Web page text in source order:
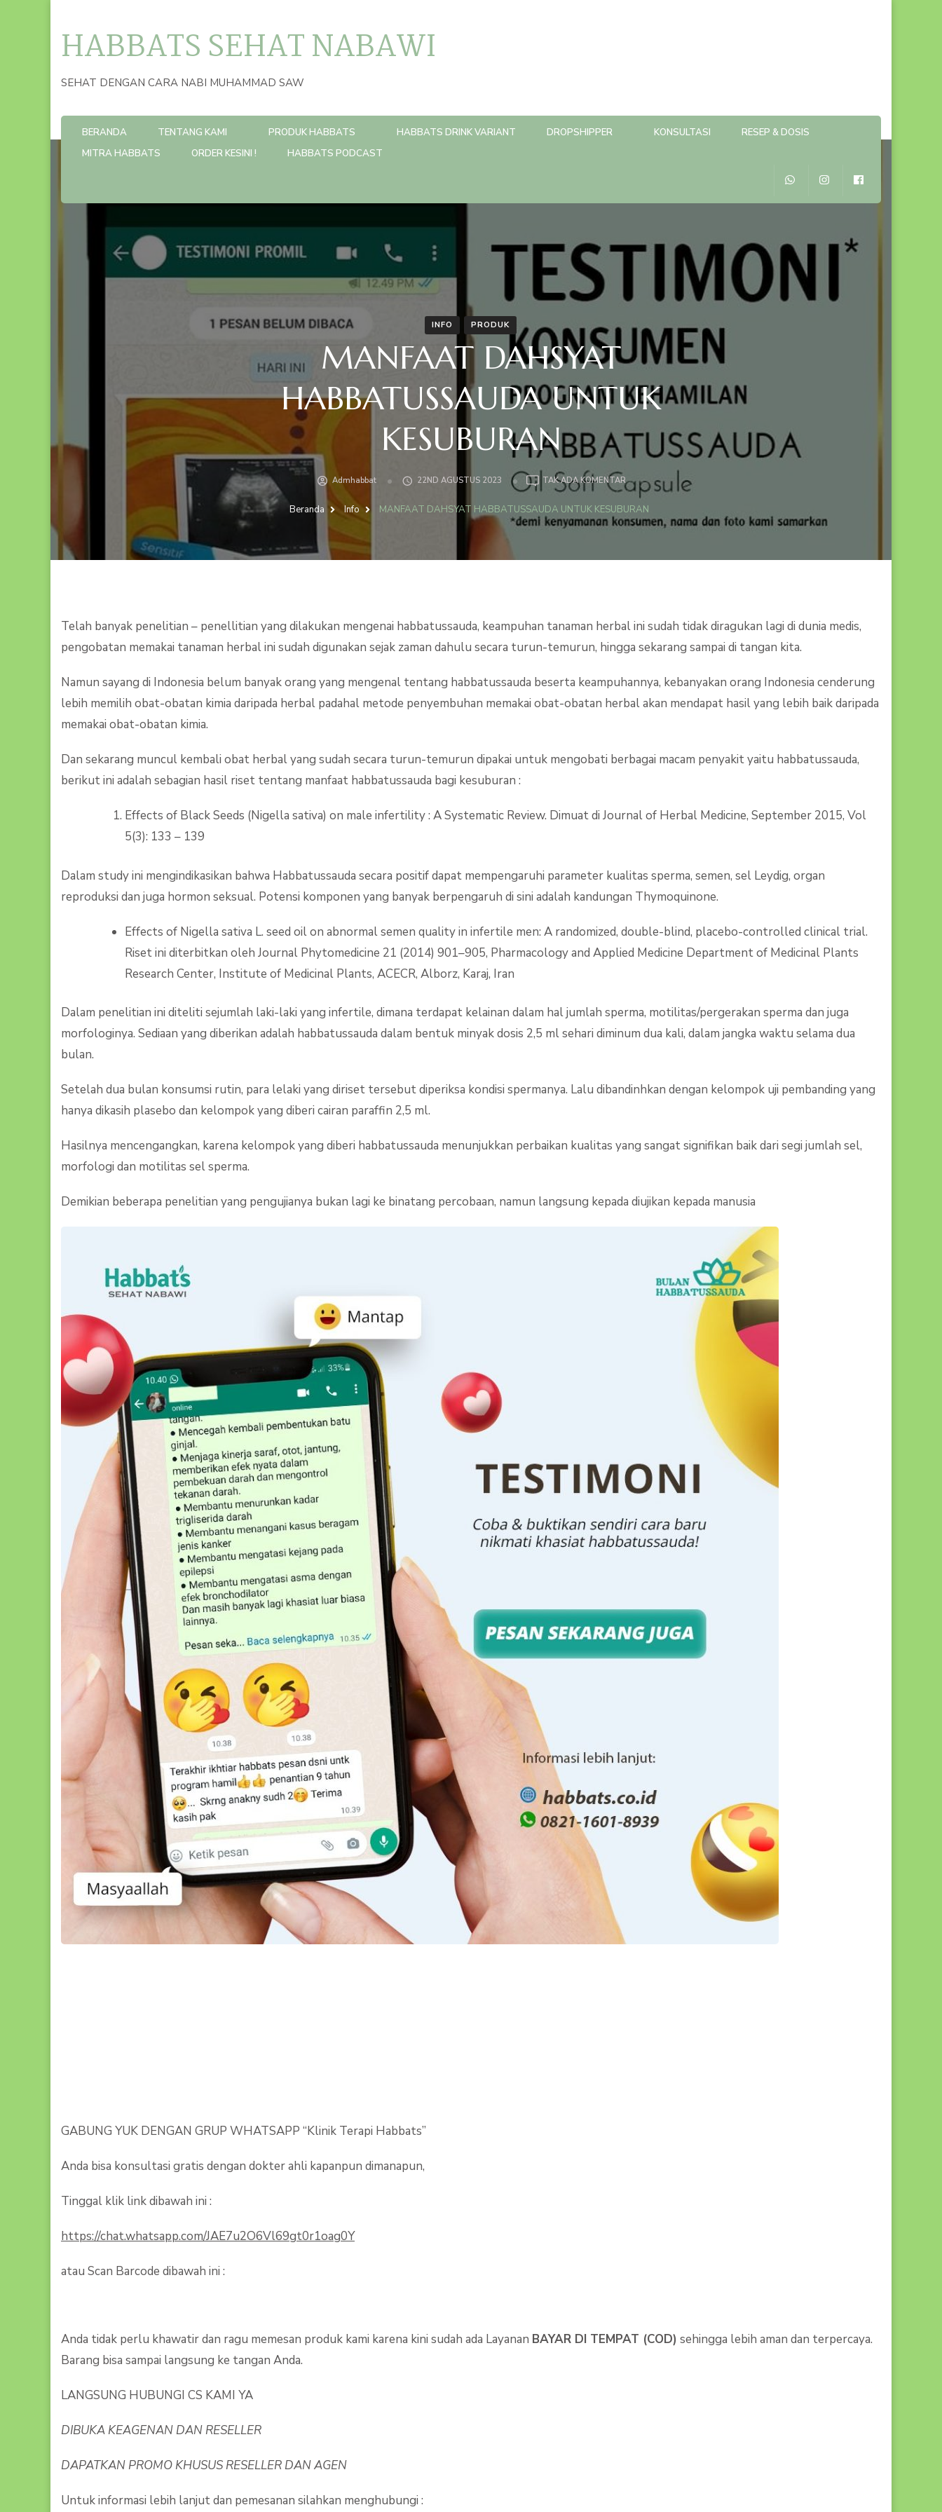
HABBATS SEHAT NABAWI
SEHAT DENGAN CARA NABI MUHAMMAD SAW
BERANDA TENTANG KAMI PRODUK HABBATS HABBATS DRINK VARIANT DROPSHIPPER KONSULTASI
RESEP & DOSIS
MITRA HABBATS
ORDER KESINI ! HABBATS PODCAST
INFO PRODUK
MANFAAT DAHSYAT
HABBATUSSAUDA UNTUK
KESUBURAN
Admhabbat 22ND AGUSTUS 2023 TAK ADA KOMENTARPADA
MANFAAT
DAHSYAT
HABBATUSSAUDA
Beranda Info MANFAAT DAHSYAT HABBATUSSAUDA UNTUK KESUBURAN
Telah banyak penelitian – penellitian yang dilakukan mengenai habbatussauda, keampuhan tanaman herbal ini sudah tidak diragukan lagi di dunia medis,
pengobatan memakai tanaman herbal ini sudah digunakan sejak zaman dahulu secara turun-temurun, hingga sekarang sampai di tangan kita.
Namun sayang di Indonesia belum banyak orang yang mengenal tentang habbatussauda beserta keampuhannya, kebanyakan orang Indonesia cenderung
lebih memilih obat-obatan kimia daripada herbal padahal metode penyembuhan memakai obat-obatan herbal akan mendapat hasil yang lebih baik daripada
memakai obat-obatan kimia.
Dan sekarang muncul kembali obat herbal yang sudah secara turun-temurun dipakai untuk mengobati berbagai macam penyakit yaitu habbatussauda,
berikut ini adalah sebagian hasil riset tentang manfaat habbatussauda bagi kesuburan :
Effects of Black Seeds (Nigella sativa) on male infertility : A Systematic Review. Dimuat di Journal of Herbal Medicine, September 2015, Vol
5(3): 133 – 139
Dalam study ini mengindikasikan bahwa Habbatussauda secara positif dapat mempengaruhi parameter kualitas sperma, semen, sel Leydig, organ
reproduksi dan juga hormon seksual. Potensi komponen yang banyak berpengaruh di sini adalah kandungan Thymoquinone.
Effects of Nigella sativa L. seed oil on abnormal semen quality in infertile men: A randomized, double-blind, placebo-controlled clinical trial.
Riset ini diterbitkan oleh Journal Phytomedicine 21 (2014) 901–905, Pharmacology and Applied Medicine Department of Medicinal Plants
Research Center, Institute of Medicinal Plants, ACECR, Alborz, Karaj, Iran
Dalam penelitian ini diteliti sejumlah laki-laki yang infertile, dimana terdapat kelainan dalam hal jumlah sperma, motilitas/pergerakan sperma dan juga
morfologinya. Sediaan yang diberikan adalah habbatussauda dalam bentuk minyak dosis 2,5 ml sehari diminum dua kali, dalam jangka waktu selama dua
bulan.
Setelah dua bulan konsumsi rutin, para lelaki yang diriset tersebut diperiksa kondisi spermanya. Lalu dibandinhkan dengan kelompok uji pembanding yang
hanya dikasih plasebo dan kelompok yang diberi cairan paraffin 2,5 ml.
Hasilnya mencengangkan, karena kelompok yang diberi habbatussauda menunjukkan perbaikan kualitas yang sangat signifikan baik dari segi jumlah sel,
morfologi dan motilitas sel sperma.
Demikian beberapa penelitian yang pengujianya bukan lagi ke binatang percobaan, namun langsung kepada diujikan kepada manusia
GABUNG YUK DENGAN GRUP WHATSAPP “Klinik Terapi Habbats”
Anda bisa konsultasi gratis dengan dokter ahli kapanpun dimanapun,
Tinggal klik link dibawah ini :
https://chat.whatsapp.com/JAE7u2O6Vl69gt0r1oag0Y
atau Scan Barcode dibawah ini :
Anda tidak perlu khawatir dan ragu memesan produk kami karena kini sudah ada Layanan BAYAR DI TEMPAT (COD) sehingga lebih aman dan terpercaya.
Barang bisa sampai langsung ke tangan Anda.
LANGSUNG HUBUNGI CS KAMI YA
DIBUKA KEAGENAN DAN RESELLER
DAPATKAN PROMO KHUSUS RESELLER DAN AGEN
Untuk informasi lebih lanjut dan pemesanan silahkan menghubungi :